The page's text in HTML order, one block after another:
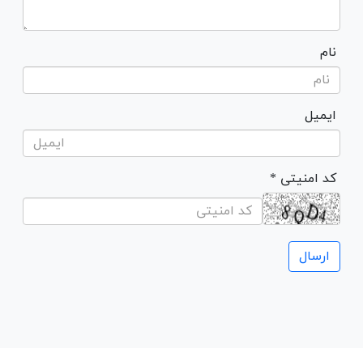
نام
ایمیل
* کد امنیتی